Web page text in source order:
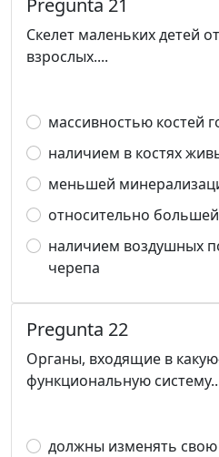
Pregunta 21
Скелет маленьких детей
взрослых....
массивностью костей
наличием в костях
меньшей
относительно
наличием воздушных
черепа
Pregunta 22
Органы, входящие в
функциональную
должны изменять свою